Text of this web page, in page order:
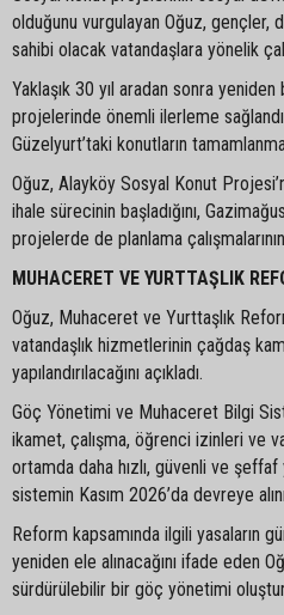
olduğunu vurgulayan Oğuz,
sahibi olacak vatandaşlara yönelik
Yaklaşık 30 yıl aradan sonra
projelerinde önemli ilerleme
Güzelyurt’taki konutların
Oğuz, Alayköy Sosyal Konut
ihale sürecinin başladığını,
projelerde de planlama
MUHACERET VE YURTTAŞLIK
Oğuz, Muhaceret ve Yurttaşlık
vatandaşlık hizmetlerinin çağdaş
yapılandırılacağını açıkladı.
Göç Yönetimi ve Muhaceret Bilgi
ikamet, çalışma, öğrenci izinleri ve
ortamda daha hızlı, güvenli ve
sistemin Kasım 2026’da devreye
Reform kapsamında ilgili yasaların
yeniden ele alınacağını ifade eden
sürdürülebilir bir göç yönetimi